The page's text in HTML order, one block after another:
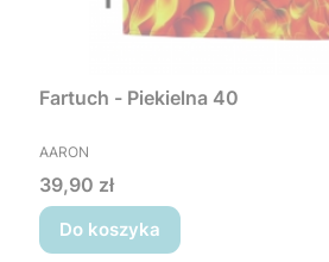
Fartuch - Piekielna 40
PRODUCENT
AARON
Cena
39,90 zł
Do koszyka